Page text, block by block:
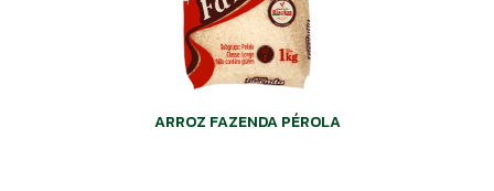
ARROZ FAZENDA PÉROLA